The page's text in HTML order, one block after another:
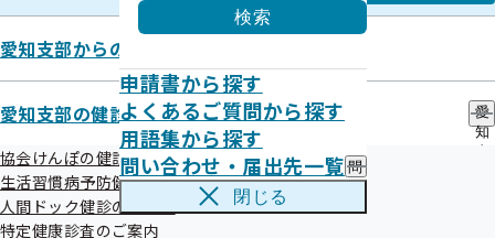
検索
申請書から探す
よくあるご質問から探す
用語集から探す
問い合わせ・届出先一覧 問
い
閉じる
愛知支部からのお知らせ
愛知支部の健診・保健指導のご案内
愛
知
協会けんぽの健診事業について
生活習慣病予防健診のご案内
人間ドック健診のご案内
特定健康診査のご案内
宣言事業所のご紹介
「健康宣言」とは
宣言事業所のご紹介